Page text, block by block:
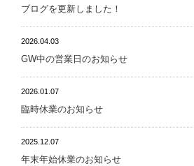
ブログを更新しました！
2026.04.03
GW中の営業日のお知らせ
2026.01.07
臨時休業のお知らせ
2025.12.07
年末年始休業のお知らせ